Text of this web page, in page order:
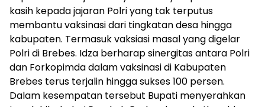
kasih kepada jajaran Polri yang tak terputus
membantu vaksinasi dari tingkatan desa hingga
kabupaten. Termasuk vaksiasi masal yang digelar
Polri di Brebes. Idza berharap sinergitas antara Polri
dan Forkopimda dalam vaksinasi di Kabupaten
Brebes terus terjalin hingga sukses 100 persen.
Dalam kesempatan tersebut Bupati menyerahkan